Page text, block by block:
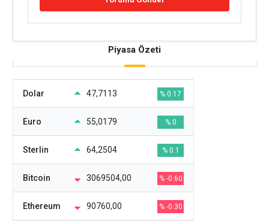
Piyasa Özeti
Dolar 47,7113 % 0.17
Euro 55,0179 % 0
Sterlin 64,2504 % 0.1
Bitcoin 3069504,00 % -0.60
Ethereum 90760,00 % -0.30